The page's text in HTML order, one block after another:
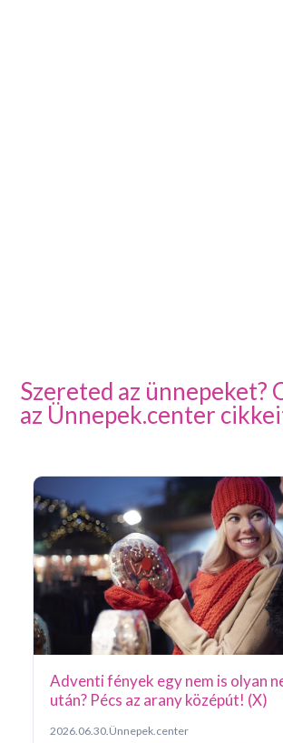
Szereted az ünnepeket?
az Ünnepek.center
Adventi fények egy nem is olyan
után? Pécs az arany középút! (X)
2026.06.30. Ünnepek.center